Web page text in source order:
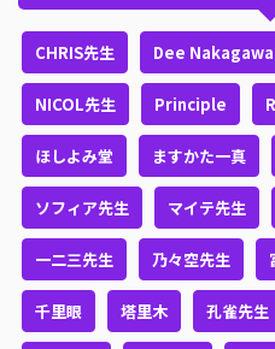
CHRIS先生 Dee Nakagawa
NICOL先生 Principle
ほしよみ堂 ますかた一真
ソフィア先生 マイテ先生
一二三先生 乃々空先生
千里眼 塔里木 孔雀先生